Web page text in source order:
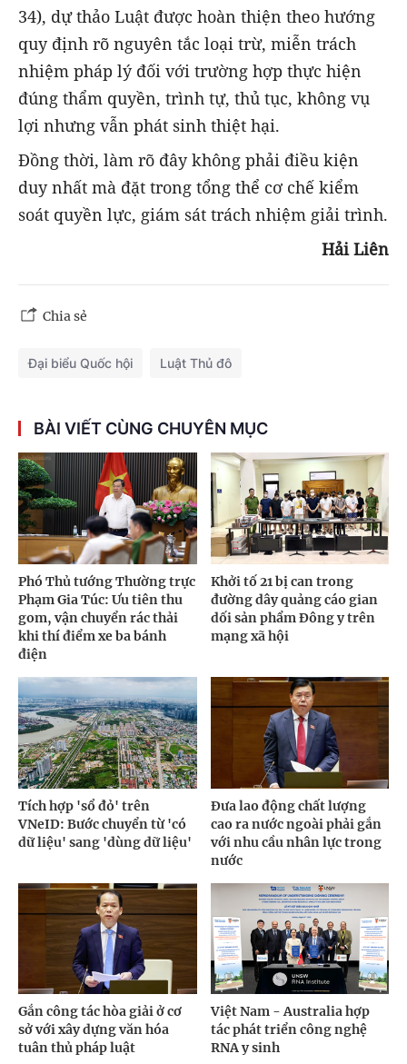
34), dự thảo Luật được hoàn thiện theo hướng
quy định rõ nguyên tắc loại trừ, miễn trách
nhiệm pháp lý đối với trường hợp thực hiện
đúng thẩm quyền, trình tự, thủ tục, không vụ
lợi nhưng vẫn phát sinh thiệt hại.
Đồng thời, làm rõ đây không phải điều kiện
duy nhất mà đặt trong tổng thể cơ chế kiểm
soát quyền lực, giám sát trách nhiệm giải trình.
Hải Liên
Chia sẻ
Đại biểu Quốc hội Luật Thủ đô
BÀI VIẾT CÙNG CHUYÊN MỤC
Phó Thủ tướng Thường trực
Phạm Gia Túc: Ưu tiên thu
gom, vận chuyển rác thải
khi thí điểm xe ba bánh
điện
Khởi tố 21 bị can trong
đường dây quảng cáo gian
dối sản phẩm Đông y trên
mạng xã hội
Tích hợp 'sổ đỏ' trên
VNeID: Bước chuyển từ 'có
dữ liệu' sang 'dùng dữ liệu'
Đưa lao động chất lượng
cao ra nước ngoài phải gắn
với nhu cầu nhân lực trong
nước
Gắn công tác hòa giải ở cơ
sở với xây dựng văn hóa
tuân thủ pháp luật
Việt Nam - Australia hợp
tác phát triển công nghệ
RNA y sinh